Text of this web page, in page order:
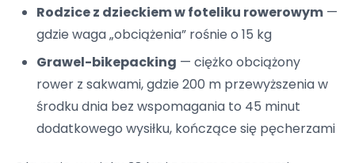
Rodzice z dzieckiem w foteliku rowerowym—
gdzie waga „obciążenia” rośnie o 15 kg
Grawel-bikepacking — ciężko obciążony
rower z sakwami, gdzie 200 m przewyższenia w
środku dnia bez wspomagania to 45 minut
dodatkowego wysiłku, kończące się pęcherzami